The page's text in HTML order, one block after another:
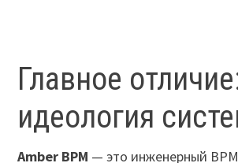
Главное
идеология
Amber BPM — это инженерный